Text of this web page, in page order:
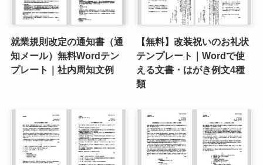
就業規則改定の通知書（通
知メール）無料Wordテン
プレート｜社内周知文例
【無料】改装祝いのお礼状
テンプレート｜Wordで使
える文書・はがき例文4種
類